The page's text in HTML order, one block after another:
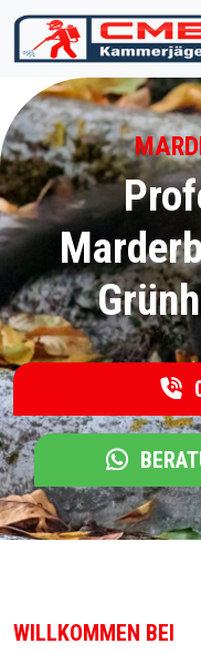
Zum Inhalt springen
WILLKOMMEN BEI